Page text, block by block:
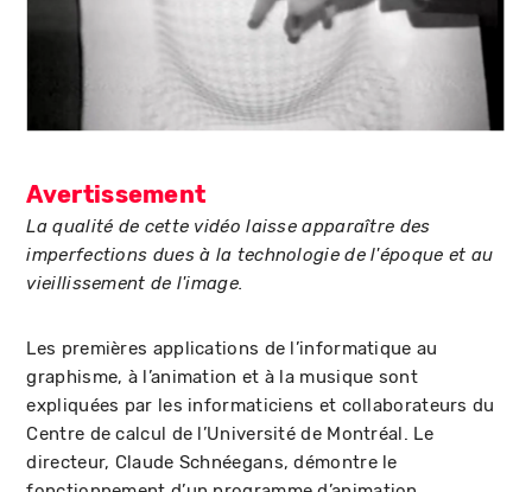
Avertissement
La qualité de cette vidéo laisse apparaître des
imperfections dues à la technologie de l'époque et au
vieillissement de l'image.
Les premières applications de l’informatique au
graphisme, à l’animation et à la musique sont
expliquées par les informaticiens et collaborateurs du
Centre de calcul de l’Université de Montréal. Le
directeur, Claude Schnéegans, démontre le